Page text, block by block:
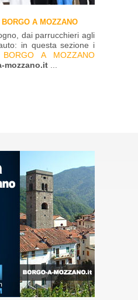
A MOZZANO
dai parrucchieri agli
in questa sezione i
A MOZZANO
mozzano.it